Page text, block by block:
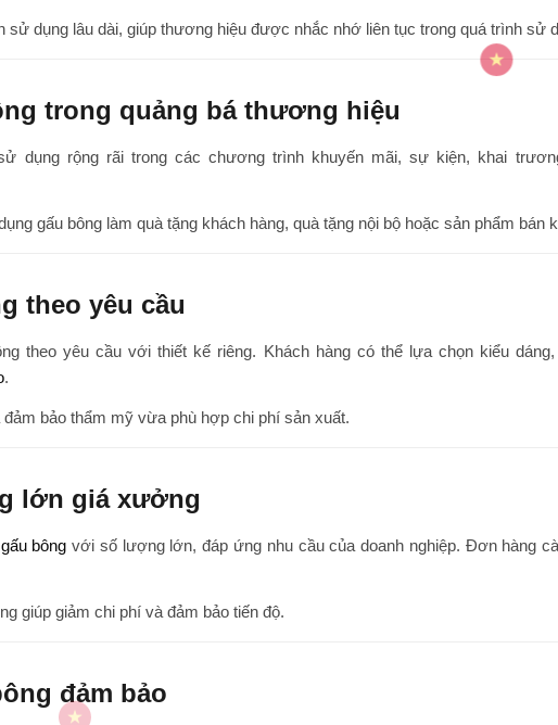
sử dụng lâu dài, giúp thương hiệu được nhắc nhớ liên tục trong quá trình sử
trong quảng bá thương hiệu
dụng rộng rãi trong các chương trình khuyến mãi, sự kiện, khai
gấu bông làm quà tặng khách hàng, quà tặng nội bộ hoặc sản phẩm bán
theo yêu cầu
theo yêu cầu với thiết kế riêng. Khách hàng có thể lựa chọn kiểu
.
bảo thẩm mỹ vừa phù hợp chi phí sản xuất.
lớn giá xưởng
bông với số lượng lớn, đáp ứng nhu cầu của doanh nghiệp. Đơn hàng
giúp giảm chi phí và đảm bảo tiến độ.
đảm bảo